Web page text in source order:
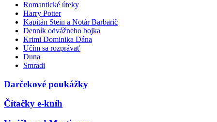
Romantické úteky
Harry Potter
Kapitán Stein a Notár Barbarič
Denník odvážneho bojka
Krimi Dominika Dána
Učím sa rozprávať
Duna
Smradi
Darčekové poukážky
Čítačky e-kníh